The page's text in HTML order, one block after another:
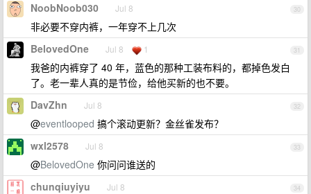
30
NoobNoob030 Jul 8
非必要不穿内裤，一年穿不上几次
31
BelovedOne Jul 8 1
我爸的内裤穿了 40 年，蓝色的那种工装布料的，都掉色发白
了。老一辈人真的是节俭，给他买新的也不要。
32
DavZhn Jul 8
@eventlooped 搞个滚动更新？金丝雀发布？
33
wxl2578 Jul 8
@BelovedOne 你问问谁送的
34
chunqiuyiyu Jul 8